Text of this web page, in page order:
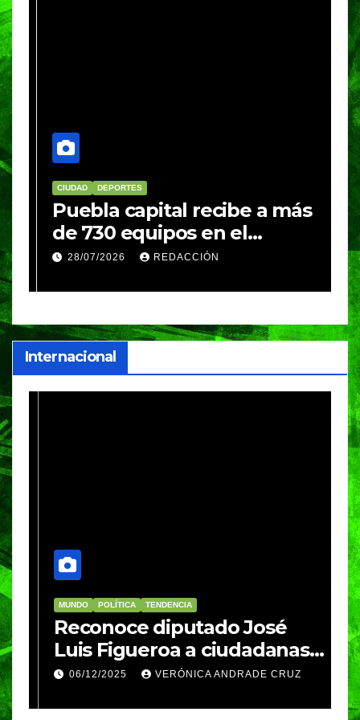
CIUDAD DEPORTES
Puebla capital recibe a más
de 730 equipos en el
Festival Máster de Voleibol
28/07/2026 REDACCIÓN
Internacional
MUNDO POLÍTICA TENDENCIA
Reconoce diputado José
Luis Figueroa a ciudadanas y
ciudadanos que
06/12/2025 VERÓNICA ANDRADE CRUZ